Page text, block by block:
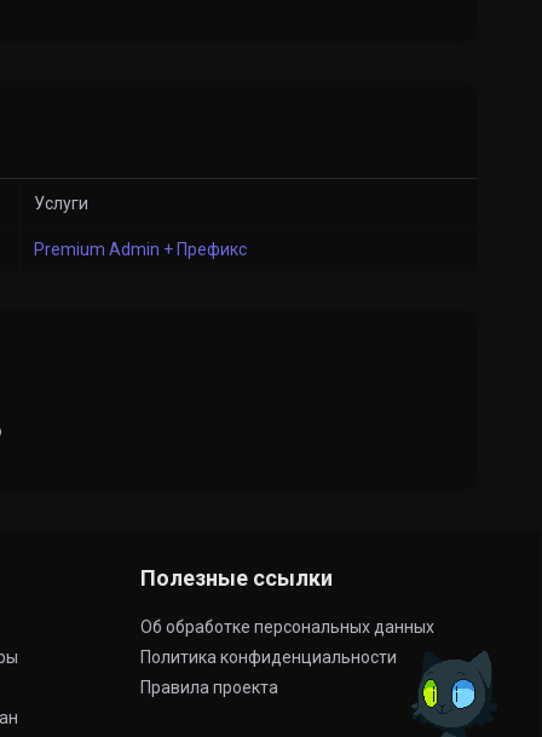
Услуги
Premium Admin + Префикс
Полезные ссылки
Об обработке персональных данных
Политика конфиденциальности
Правила проекта